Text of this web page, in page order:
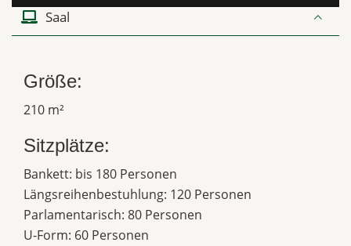
Saal
Größe:
210 m²
Sitzplätze:
Bankett: bis 180 Personen
Längsreihenbestuhlung: 120 Personen
Parlamentarisch: 80 Personen
U-Form: 60 Personen